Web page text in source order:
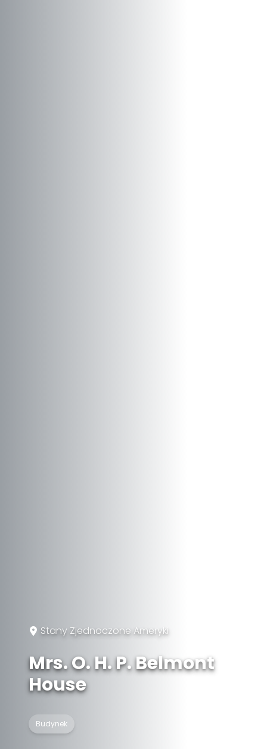
Stany Zjednoczone Ameryki
Mrs. O. H. P. Belmont
House
Budynek